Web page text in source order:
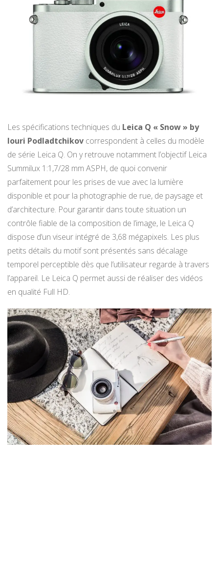
Les spécifications techniques du Leica Q « Snow» by
Iouri Podladtchikov correspondent à celles du modèle
de série Leica Q. On y retrouve notamment l’objectif Leica
Summilux 1:1,7/28 mm ASPH, de quoi convenir
parfaitement pour les prises de vue avec la lumière
disponible et pour la photographie de rue, de paysage et
d’architecture. Pour garantir dans toute situation un
contrôle fiable de la composition de l’image, le Leica Q
dispose d’un viseur intégré de 3,68 mégapixels. Les plus
petits détails du motif sont présentés sans décalage
temporel perceptible dès que l’utilisateur regarde à travers
l’appareil. Le Leica Q permet aussi de réaliser des vidéos
en qualité Full HD.